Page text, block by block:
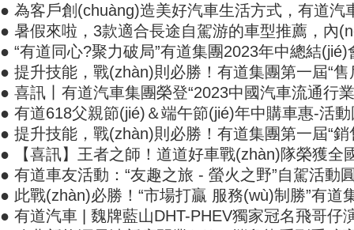
● 為客戶創(chuàng)造美好汽車生活方式，有道
● 暑假來啦，3款適合長途自駕游的車型推薦，
● “有道同心?聚力破局”有道集團2023年中總結
● 提升技能，戰(zhàn)則必勝！有道集團第一屆“
● 喜訊丨有道汽車集團榮登“2023中國汽車流通行業
● 有道618父親節(jié)＆端午節(jié)年中購車惠-活動
● 提升技能，戰(zhàn)則必勝！有道集團第一屆“
● 【喜訊】王者之師！道道好車戰(zhàn)隊榮獲
● 有道車友活動：“友趣之旅 - 螢火之野”自駕活動
● 此戰(zhàn)必勝！“市場打贏 服務(wù)制勝”有
● 有道汽車 | 魏牌藍山DHT-PHEV獨家冠名飛哥仔